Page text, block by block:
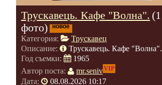
Трускавець. Кафе "Волна". (1
фото)
новое
Категория:
Трускавец
Описание:
Трускавець. Кафе "Волна".
Год съемки:
1965
Автор поста:
mr.senivVIP
Дата:
08.08.2026 10:17